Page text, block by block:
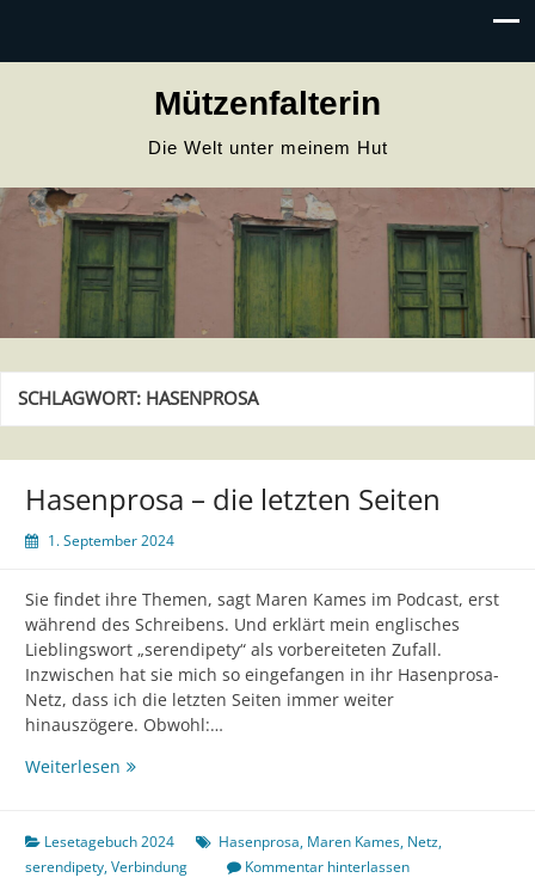
Mützenfalterin
Die Welt unter meinem Hut
SCHLAGWORT: HASENPROSA
Hasenprosa – die letzten Seiten
1. September 2024
Sie findet ihre Themen, sagt Maren Kames im Podcast, erst
während des Schreibens. Und erklärt mein englisches
Lieblingswort „serendipety“ als vorbereiteten Zufall.
Inzwischen hat sie mich so eingefangen in ihr Hasenprosa-
Netz, dass ich die letzten Seiten immer weiter
hinauszögere. Obwohl:…
Weiterlesen Hasenprosa
letzten
Seiten
Lesetagebuch 2024 Hasenprosa, Maren Kames, Netz,
serendipety,Verbindung Kommentar hinterlassen